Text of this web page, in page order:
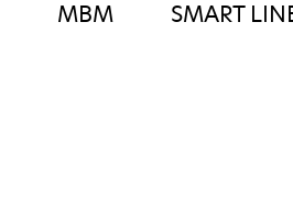
MBM SMART